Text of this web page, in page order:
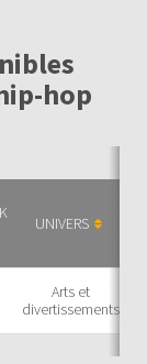
hop
UNIVERS
Arts et
divertissements